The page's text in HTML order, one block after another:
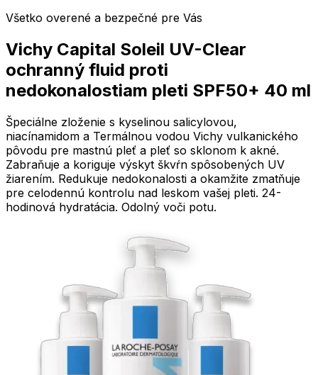
Všetko overené a bezpečné pre Vás
Vichy Capital Soleil UV-Clear
ochranný fluid proti
nedokonalostiam pleti SPF50+ 40 ml
Špeciálne zloženie s kyselinou salicylovou,
niacínamidom a Termálnou vodou Vichy vulkanického
pôvodu pre mastnú pleť a pleť so sklonom k akné.
Zabraňuje a koriguje výskyt škvŕn spôsobených UV
žiarením. Redukuje nedokonalosti a okamžite zmatňuje
pre celodennú kontrolu nad leskom vašej pleti. 24-
hodinová hydratácia. Odolný voči potu.